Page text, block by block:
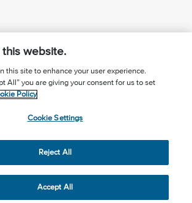
Suscríbase al boletín
Terms of Use
Cookie Settings
Broadcasting Network, Inc., A nonprofit
website.
this site to enhance your user experience.
All” you are giving your consent for us to set
Policy
Cookie Settings
Reject All
Accept All